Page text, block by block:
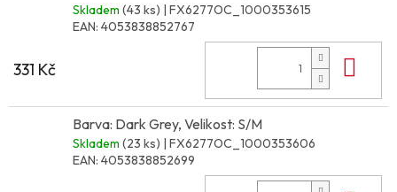
Skladem (43 ks) | FX6277OC_1000353615
EAN: 4053838852767
331 Kč
Barva: Dark Grey, Velikost: S/M
Skladem (23 ks) | FX6277OC_1000353606
EAN: 4053838852699